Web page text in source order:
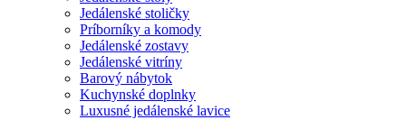
Jedálenské stoličky
Príborníky a komody
Jedálenské zostavy
Jedálenské vitríny
Barový nábytok
Kuchynské doplnky
Luxusné jedálenské lavice